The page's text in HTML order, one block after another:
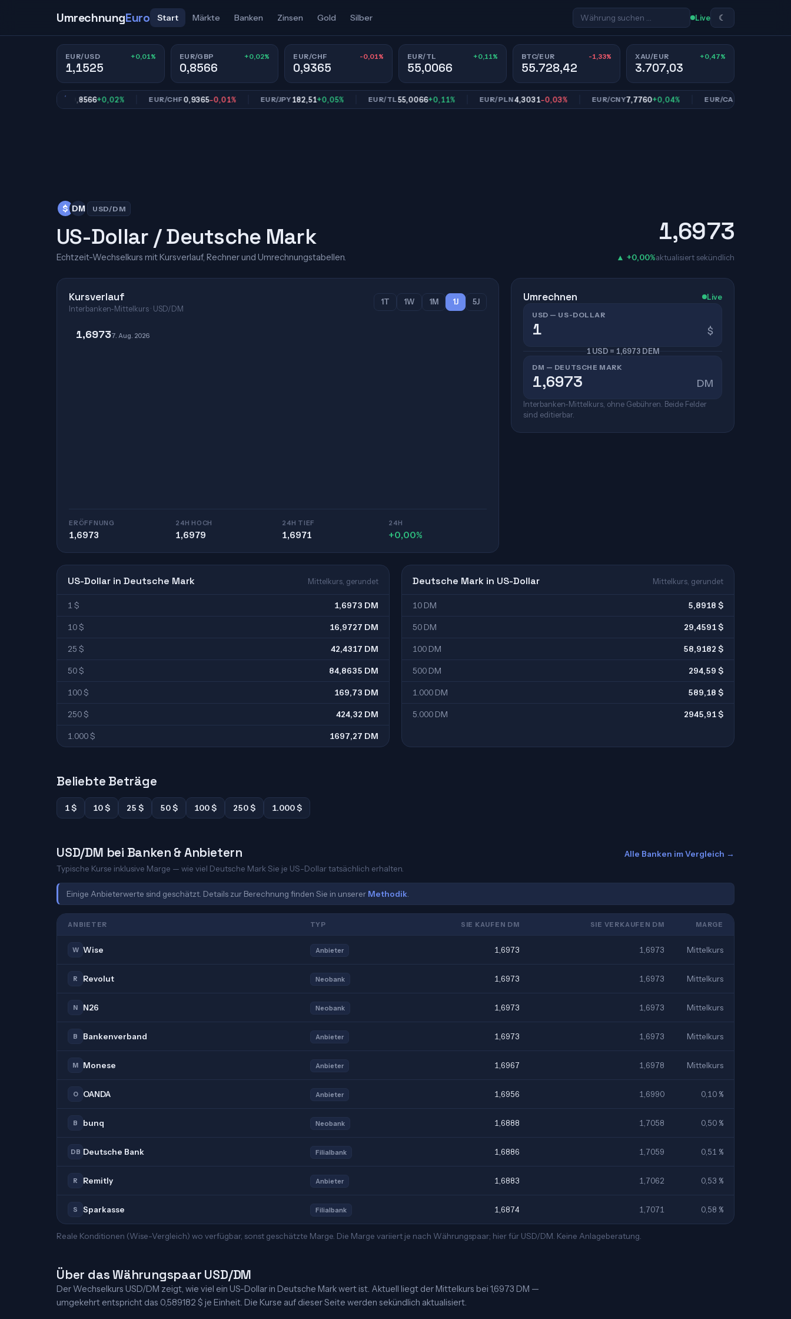
UmrechnungEuro Start Märkte Banken Zinsen Gold Silber Live ☾
EUR/USD +0,01%
1,1525
EUR/GBP +0,02%
0,8566
EUR/CHF -0,01%
0,9365
EUR/TL +0,11%
55,0066
BTC/EUR -1,33%
55.728,42
XAU/EUR +0,47%
3.707,03
0,8566 +0,02% EUR/CHF0,9365-0,01% EUR/JPY182,51+0,05% EUR/TL55,0066+0,11% EUR/PLN4,3031-0,03% EUR/CNY7,7760+0,04% EUR/CAD1,6160
$ DM USD/DM
US-Dollar / Deutsche Mark
Echtzeit-Wechselkurs mit Kursverlauf, Rechner und Umrechnungstabellen.
1,6973
▲ +0,00%aktualisiert sekündlich
Kursverlauf
Interbanken-Mittelkurs · USD/DM
1T 1W 1M 1J 5J
1,69737. Aug. 2026
ERÖFFNUNG
1,6973
24H HOCH
1,6979
24H TIEF
1,6971
24H
+0,00%
Umrechnen Live
USD — US-DOLLAR
$
1 USD = 1,6973 DEM
DM — DEUTSCHE MARK
DM
Interbanken-Mittelkurs, ohne Gebühren. Beide Felder
sind editierbar.
US-Dollar in Deutsche Mark Mittelkurs, gerundet
1 $ 1,6973 DM
10 $ 16,9727 DM
25 $ 42,4317 DM
50 $ 84,8635 DM
100 $ 169,73 DM
250 $ 424,32 DM
1.000 $ 1697,27 DM
Deutsche Mark in US-Dollar Mittelkurs, gerundet
10 DM 5,8918 $
50 DM 29,4591 $
100 DM 58,9182 $
500 DM 294,59 $
1.000 DM 589,18 $
5.000 DM 2945,91 $
Beliebte Beträge
1 $ 10 $ 25 $ 50 $ 100 $ 250 $ 1.000 $
USD/DM bei Banken & Anbietern
Typische Kurse inklusive Marge — wie viel Deutsche Mark Sie je US-Dollar tatsächlich erhalten.
Alle Banken im Vergleich →
Einige Anbieterwerte sind geschätzt. Details zur Berechnung finden Sie in unserer Methodik
ANBIETER TYP SIE KAUFEN DM SIE VERKAUFEN DM MARGE
W Wise Anbieter 1,6973 1,6973 Mittelkurs
R Revolut Neobank 1,6973 1,6973 Mittelkurs
N N26 Neobank 1,6973 1,6973 Mittelkurs
B Bankenverband Anbieter 1,6973 1,6973 Mittelkurs
M Monese Anbieter 1,6967 1,6978 Mittelkurs
O OANDA Anbieter 1,6956 1,6990 0,10 %
B bunq Neobank 1,6888 1,7058 0,50 %
DB Deutsche Bank Filialbank 1,6886 1,7059 0,51 %
R Remitly Anbieter 1,6883 1,7062 0,53 %
S Sparkasse Filialbank 1,6874 1,7071 0,58 %
Reale Konditionen (Wise-Vergleich) wo verfügbar, sonst geschätzte Marge. Die Marge variiert je nach Währungspaar; hier für USD/DM. Keine Anlageberatung.
Über das Währungspaar USD/DM
Der Wechselkurs USD/DM zeigt, wie viel ein US-Dollar in Deutsche Mark wert ist. Aktuell liegt der Mittelkurs bei 1,6973 DM —
umgekehrt entspricht das 0,589182 $ je Einheit. Die Kurse auf dieser Seite werden sekündlich aktualisiert.